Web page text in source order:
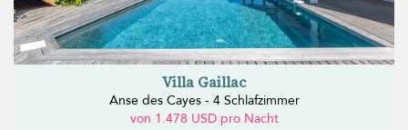
Villa Gaillac
Anse des Cayes - 4 Schlafzimmer
von 1.478 USD pro Nacht